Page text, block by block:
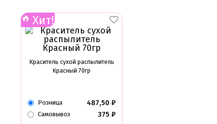
Хит!
Краситель сухой распылитель
Красный 70гр
Розница 487,50 ₽
Самовывоз 375 ₽